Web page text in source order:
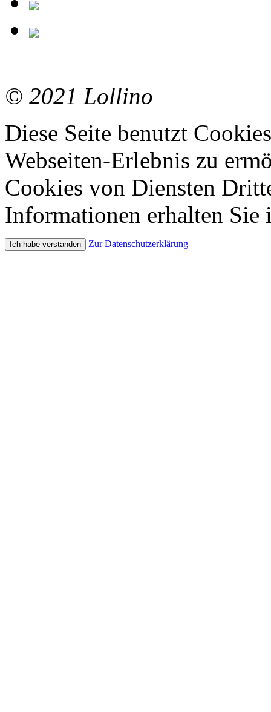
© 2021 Lollino
Diese Seite benutzt
Webseiten-Erlebnis zu
Cookies von Diensten
Informationen erhalten Sie
Ich habe verstanden Zur Datenschutzerklärung